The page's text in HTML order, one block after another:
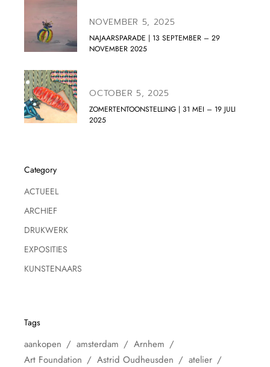
NOVEMBER 5, 2025
NAJAARSPARADE | 13 SEPTEMBER – 29
NOVEMBER 2025
OCTOBER 5, 2025
ZOMERTENTOONSTELLING | 31 MEI – 19 JULI
2025
Category
ACTUEEL
ARCHIEF
DRUKWERK
EXPOSITIES
KUNSTENAARS
Tags
aankopen amsterdam
Arnhem
Art Foundation
Astrid Oudheusden
atelier